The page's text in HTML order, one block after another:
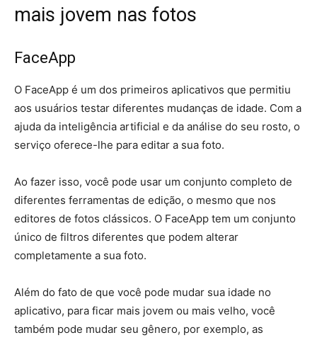
mais jovem nas fotos
FaceApp
O FaceApp é um dos primeiros aplicativos que permitiu
aos usuários testar diferentes mudanças de idade. Com a
ajuda da inteligência artificial e da análise do seu rosto, o
serviço oferece-lhe para editar a sua foto.
Ao fazer isso, você pode usar um conjunto completo de
diferentes ferramentas de edição, o mesmo que nos
editores de fotos clássicos. O FaceApp tem um conjunto
único de filtros diferentes que podem alterar
completamente a sua foto.
Além do fato de que você pode mudar sua idade no
aplicativo, para ficar mais jovem ou mais velho, você
também pode mudar seu gênero, por exemplo, as